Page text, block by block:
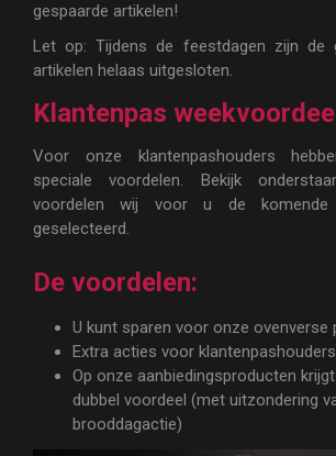
gespaarde artikelen!
Let op: Tijdens de feestdagen zijn de
artikelen helaas uitgesloten.
Klantenpas weekvoordeel
Voor onze klantenpashouders
speciale voordelen. Bekijk
voordelen wij voor u de komende
geselecteerd.
De voordelen:
U kunt sparen voor onze ovenverse
Extra acties voor klantenpashouders
Op onze aanbiedingsproducten
dubbel voordeel (met uitzondering
brooddagactie)